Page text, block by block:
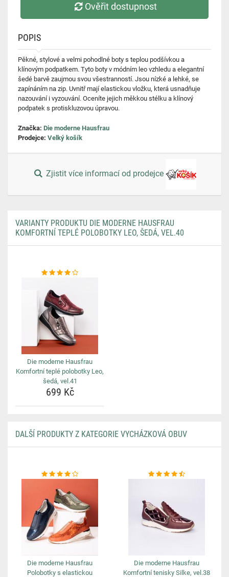
Ověřit dostupnost
POPIS
Pěkné, stylové a velmi pohodlné boty s teplou podšívkou a
klínovým podpatkem. Tyto boty v módním leo vzhledu a elegantní
šedé barvě zaujmou svou všestranností. Jsou nízké a lehké, se
zapínáním na zip. Uvnitř mají elastickou vložku, která usnadňuje
nazouvání i vyzouvání. Oceníte jejich měkkou stélku a klínový
podpatek s protiskluzovou úpravou.
Značka: Die moderne Hausfrau
Prodejce: Velký košík
Zjistit více informací od prodejce
VARIANTY PRODUKTU DIE MODERNE HAUSFRAU
KOMFORTNÍ TEPLÉ POLOBOTKY LEO, ŠEDÁ, VEL.40
Die moderne Hausfrau
Komfortní teplé polobotky Leo,
šedá, vel.41
699 Kč
DALŠÍ PRODUKTY Z KATEGORIE VYCHÁZKOVÁ OBUV
Die moderne Hausfrau
Polobotky s elastickou
Die moderne Hausfrau
Komfortní tenisky Silke, vel.38